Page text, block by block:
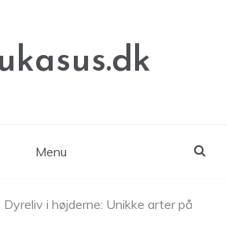
Menu
Dyreliv i højderne: Unikke arter på